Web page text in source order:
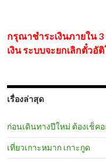
กรุณาชำระเงินภายใน
เงิน ระบบจะยกเลิกตั๋วอั
เรื่องล่าสุด
ก่อนเดินทางปีใหม่ ต้องเช็คอ
เที่ยวเกาะหมาก เกาะกูด